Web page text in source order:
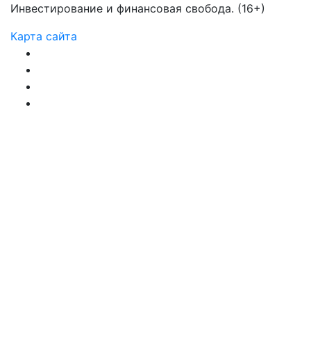
Инвестирование и финансовая свобода. (16+)
Карта сайта